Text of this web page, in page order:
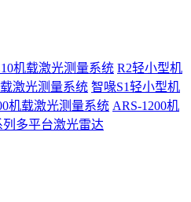
机载激光测量系统 R2轻小型机
激光测量系统 智喙S1轻小型机
机载激光测量系统 ARS-1200机
列多平台激光雷达